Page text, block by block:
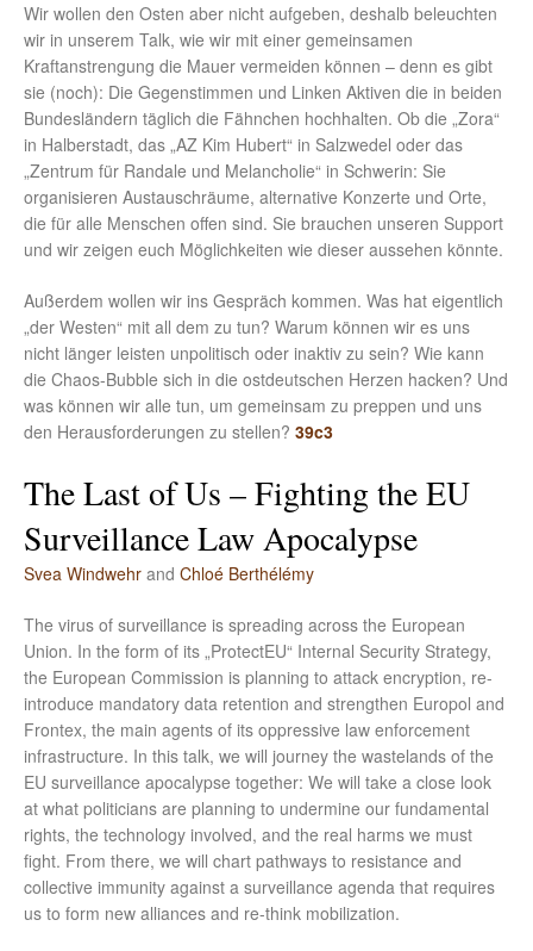
Wir wollen den Osten aber nicht aufgeben, deshalb beleuchten
wir in unserem Talk, wie wir mit einer gemeinsamen
Kraftanstrengung die Mauer vermeiden können – denn es gibt
sie (noch): Die Gegenstimmen und Linken Aktiven die in beiden
Bundesländern täglich die Fähnchen hochhalten. Ob die „Zora“
in Halberstadt, das „AZ Kim Hubert“ in Salzwedel oder das
„Zentrum für Randale und Melancholie“ in Schwerin: Sie
organisieren Austauschräume, alternative Konzerte und Orte,
die für alle Menschen offen sind. Sie brauchen unseren Support
und wir zeigen euch Möglichkeiten wie dieser aussehen könnte.
Außerdem wollen wir ins Gespräch kommen. Was hat eigentlich
„der Westen“ mit all dem zu tun? Warum können wir es uns
nicht länger leisten unpolitisch oder inaktiv zu sein? Wie kann
die Chaos-Bubble sich in die ostdeutschen Herzen hacken? Und
was können wir alle tun, um gemeinsam zu preppen und uns
den Herausforderungen zu stellen? 39c3
The Last of Us – Fighting the EU
Surveillance Law Apocalypse
Svea Windwehr and Chloé Berthélémy
The virus of surveillance is spreading across the European
Union. In the form of its „ProtectEU“ Internal Security Strategy,
the European Commission is planning to attack encryption, re-
introduce mandatory data retention and strengthen Europol and
Frontex, the main agents of its oppressive law enforcement
infrastructure. In this talk, we will journey the wastelands of the
EU surveillance apocalypse together: We will take a close look
at what politicians are planning to undermine our fundamental
rights, the technology involved, and the real harms we must
fight. From there, we will chart pathways to resistance and
collective immunity against a surveillance agenda that requires
us to form new alliances and re-think mobilization.